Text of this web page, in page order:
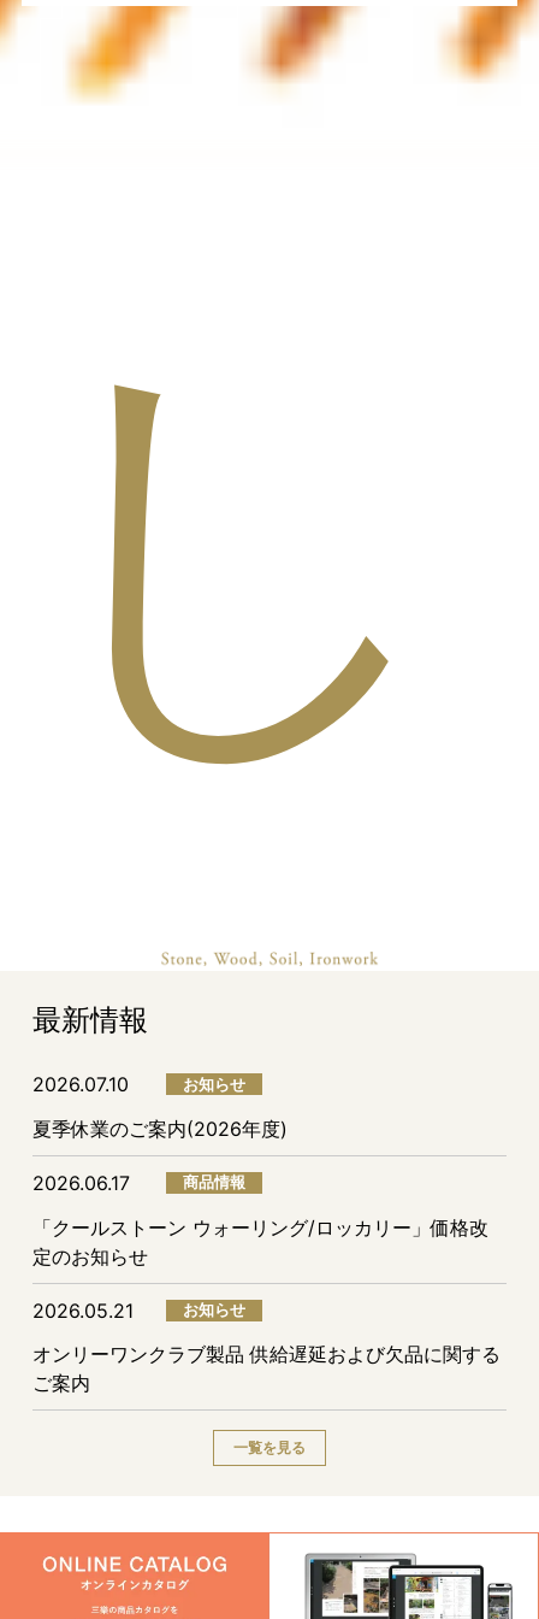
し
最新情報
2026.07.10 お知らせ
夏季休業のご案内(2026年度)
2026.06.17 商品情報
「クールストーン ウォーリング/ロッカリー」価格改
定のお知らせ
2026.05.21 お知らせ
オンリーワンクラブ製品 供給遅延および欠品に関する
ご案内
一覧を見る